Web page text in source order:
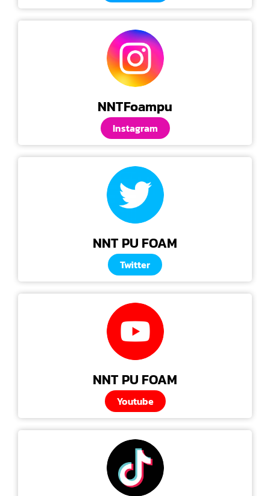
NNTFoampu
Instagram
NNT PU FOAM
Twitter
NNT PU FOAM
Youtube